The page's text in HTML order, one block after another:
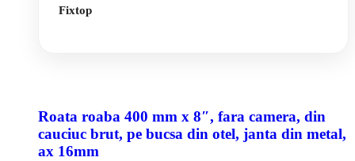
Fixtop
Roata roaba 400 mm x 8″, fara camera, din
cauciuc brut, pe bucsa din otel, janta din metal,
ax 16mm